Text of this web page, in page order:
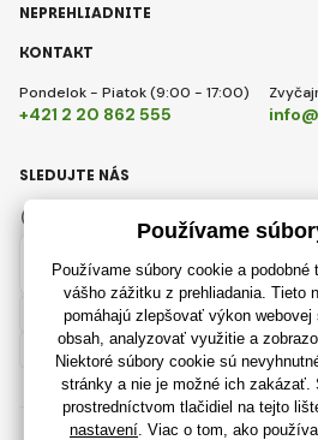
KONTAKT
Pondelok - Piatok (9:00 - 17:00)
+421 2 20 862 555
NEPREHLIADNITE
Slovensky
SLEDUJTE NÁS
Instagram